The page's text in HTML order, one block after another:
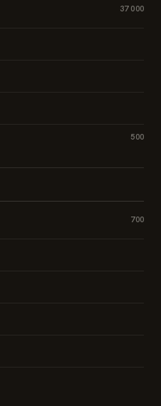
37 000
500
700